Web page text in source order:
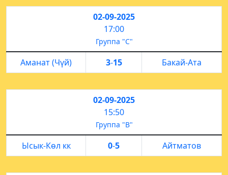
02-09-2025
17:00
Группа "С"
Аманат (Чүй) 3-15 Бакай-Ата
02-09-2025
15:50
Группа "В"
Ысык-Көл кк 0-5 Айтматов